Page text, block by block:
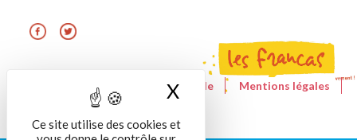
et apprenant
soutenu par
proposé au
universel et
accessible :
l’astronomie
est un
la ferme, les
herbes
aromatiques,
Le site de la Fédération nationale
Mentions légales
Nous contacter
RGPD
Ce site utilise des cookies et
X Masquer le